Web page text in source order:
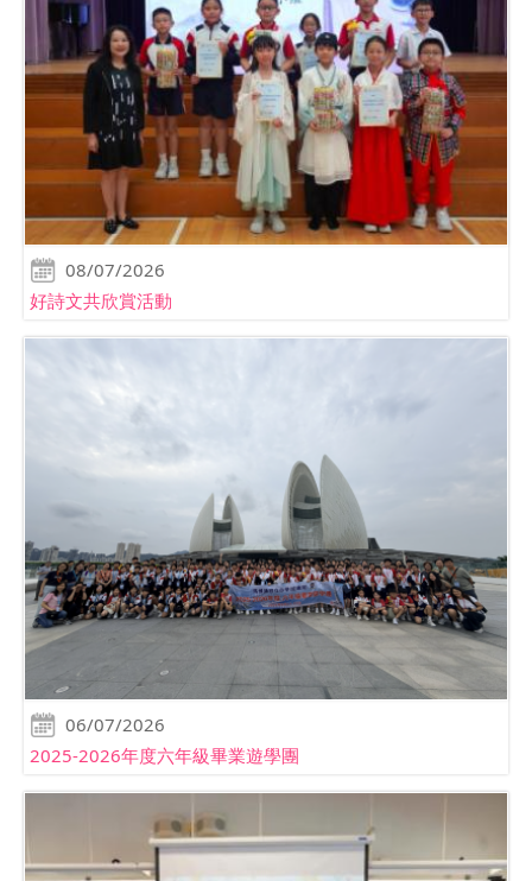
08/07/2026
好詩文共欣賞活動
06/07/2026
2025-2026年度六年級畢業遊學團